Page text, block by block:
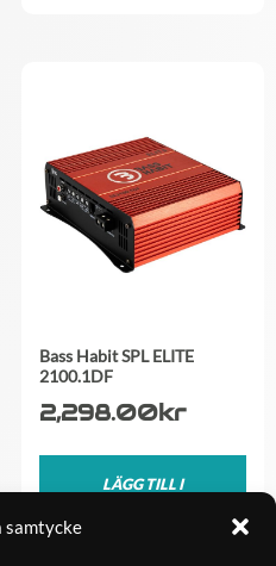
samtycke
Bass Habit SPL ELITE
2100.1DF
2,298.00kr
LÄGG TILL I